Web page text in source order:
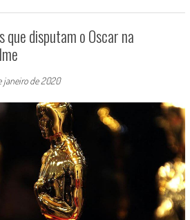
que disputam o Oscar na
janeiro de 2020